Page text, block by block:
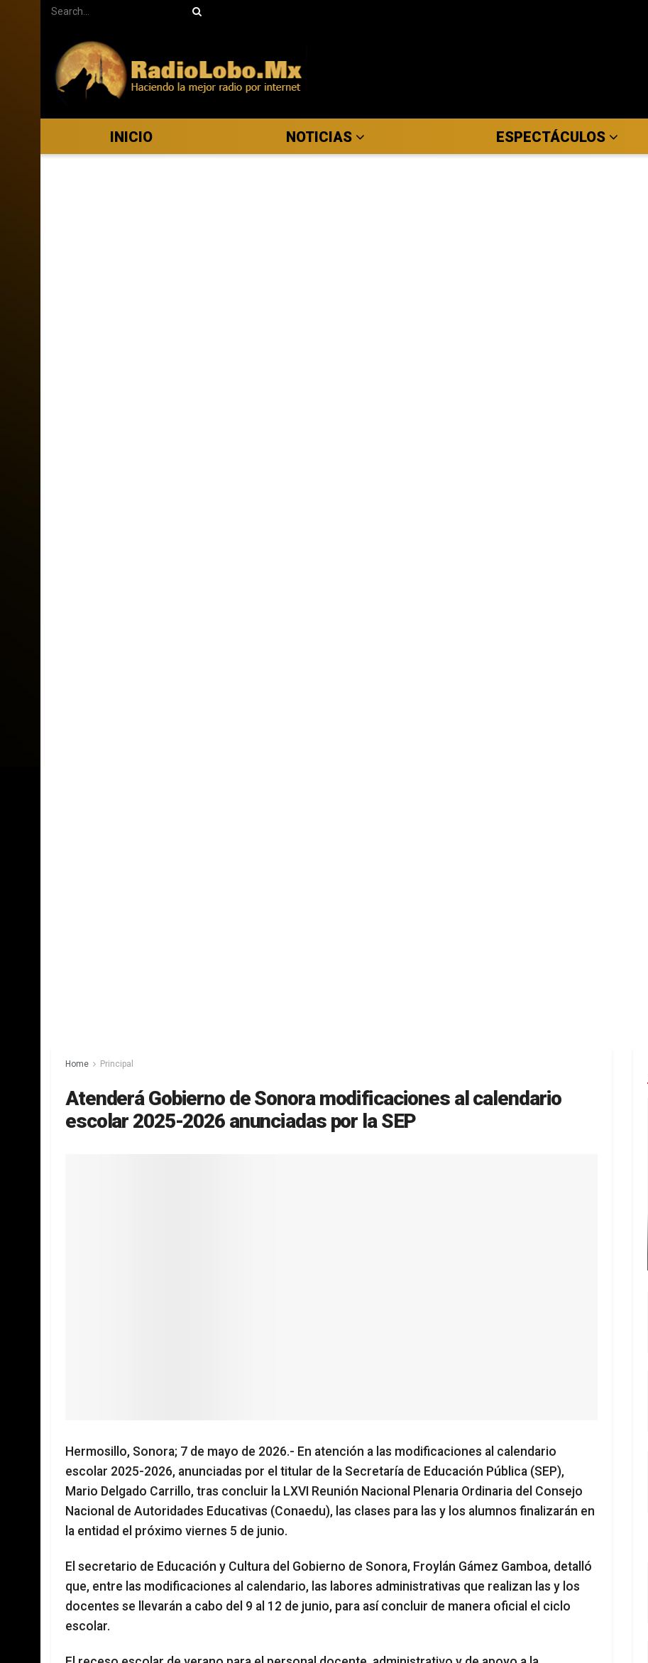
INICIO NOTICIAS ESPECTÁCULOS
Home Principal
Atenderá Gobierno de Sonora modificaciones al calendario
escolar 2025-2026 anunciadas por la SEP
Hermosillo, Sonora; 7 de mayo de 2026.- En atención a las modificaciones al calendario
escolar 2025-2026, anunciadas por el titular de la Secretaría de Educación Pública (SEP),
Mario Delgado Carrillo, tras concluir la LXVI Reunión Nacional Plenaria Ordinaria del Consejo
Nacional de Autoridades Educativas (Conaedu), las clases para las y los alumnos finalizarán en
la entidad el próximo viernes 5 de junio.
El secretario de Educación y Cultura del Gobierno de Sonora, Froylán Gámez Gamboa, detalló
que, entre las modificaciones al calendario, las labores administrativas que realizan las y los
docentes se llevarán a cabo del 9 al 12 de junio, para así concluir de manera oficial el ciclo
escolar.